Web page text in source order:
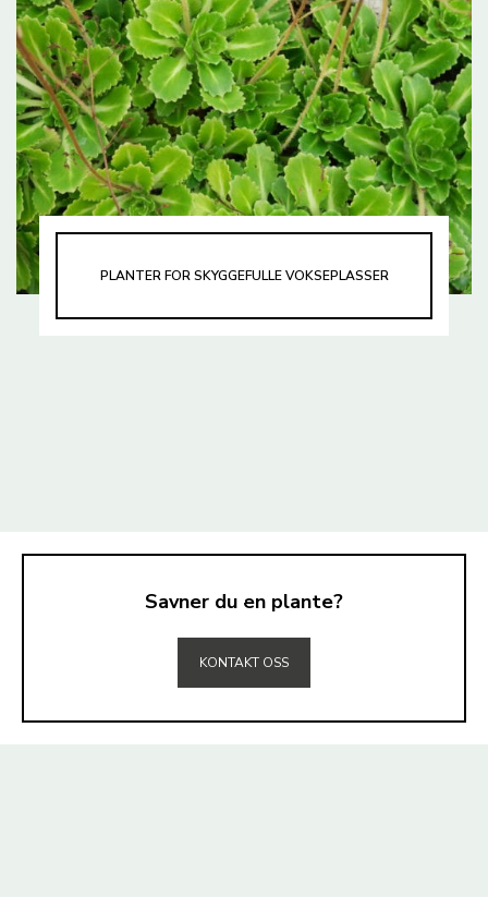
PLANTER FOR SKYGGEFULLE VOKSEPLASSER
Savner du en plante?
KONTAKT OSS